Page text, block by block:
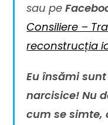
sau pe
Consiliere –
reconstrucția
Eu însămi
narcisice! Nu
cum se simte,